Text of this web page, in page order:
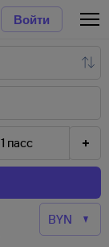
Войти
1 пасс